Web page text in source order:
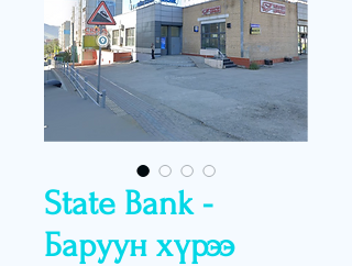
State Bank -
Баруун хүрээ